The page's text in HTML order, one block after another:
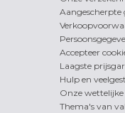
Aangescherpte
Accepteer
Laagste
Hulp en
Onze
Thema's van